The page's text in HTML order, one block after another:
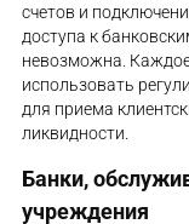
счетов и
доступа к
невозможна.
использовать
для приема
ликвидности.
Банки,
учреждения